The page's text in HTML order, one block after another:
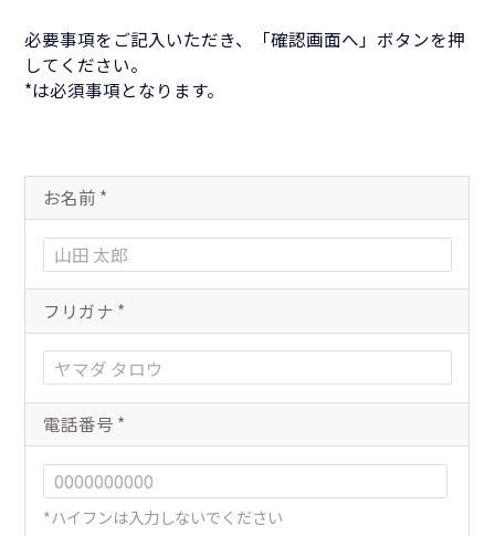
必要事項をご記入いただき、「確認画面へ」ボタンを押
してください。
*は必須事項となります。
お名前 *
フリガナ *
電話番号 *
ハイフンは入力しないでください